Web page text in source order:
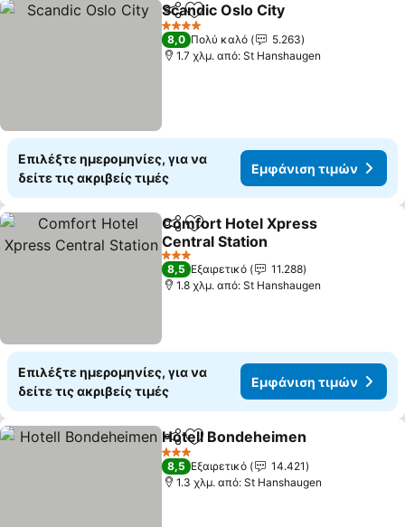
Κοινοποίηση
Προσθήκη στα αγαπημένα
Scandic Oslo City
4 Αστέρια
8,0 Πολύ καλό
5.263
1.7 χλμ. από: St Hanshaugen
Επιλέξτε ημερομηνίες, για να
δείτε τις ακριβείς τιμές
Εμφάνιση τιμών
Κοινοποίηση
Προσθήκη στα αγαπημένα
Comfort Hotel Xpress
Central Station
3 Αστέρια
8,5 Εξαιρετικό
11.288
1.8 χλμ. από: St Hanshaugen
Επιλέξτε ημερομηνίες, για να
δείτε τις ακριβείς τιμές
Εμφάνιση τιμών
Κοινοποίηση
Προσθήκη στα αγαπημένα
Hotell Bondeheimen
3 Αστέρια
8,5 Εξαιρετικό
14.421
1.3 χλμ. από: St Hanshaugen